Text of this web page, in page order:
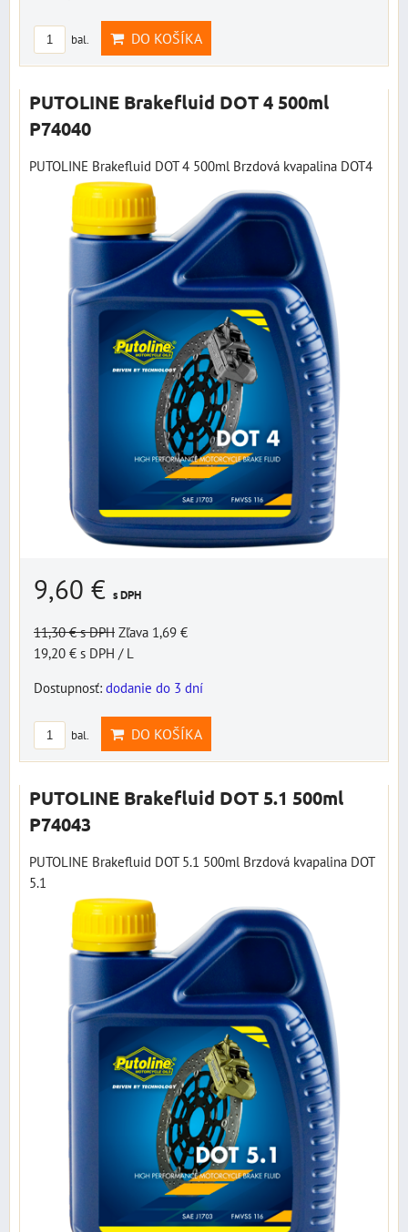
bal. DO KOŠÍKA
PUTOLINE Brakefluid DOT 4 500ml
P74040
PUTOLINE Brakefluid DOT 4 500ml Brzdová kvapalina DOT4
9,60 € s DPH
11,30 €s DPH Zľava 1,69 €
19,20 € s DPH / L
Dostupnosť: dodanie do 3 dní
bal. DO KOŠÍKA
PUTOLINE Brakefluid DOT 5.1 500ml
P74043
PUTOLINE Brakefluid DOT 5.1 500ml Brzdová kvapalina DOT
5.1